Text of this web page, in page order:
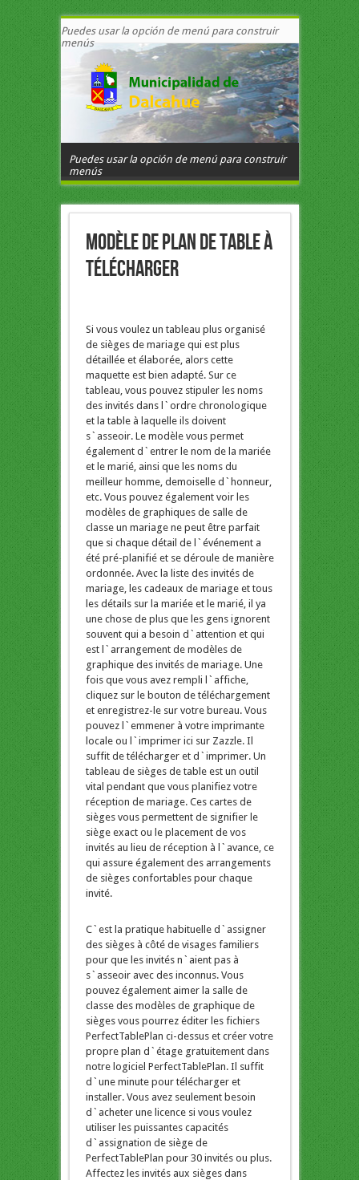
Puedes usar la opción de menú para construir
menús
Puedes usar la opción de menú para construir
menús
Modèle de plan de table à
télécharger
Si vous voulez un tableau plus organisé
de sièges de mariage qui est plus
détaillée et élaborée, alors cette
maquette est bien adapté. Sur ce
tableau, vous pouvez stipuler les noms
des invités dans l`ordre chronologique
et la table à laquelle ils doivent
s`asseoir. Le modèle vous permet
également d`entrer le nom de la mariée
et le marié, ainsi que les noms du
meilleur homme, demoiselle d`honneur,
etc. Vous pouvez également voir les
modèles de graphiques de salle de
classe un mariage ne peut être parfait
que si chaque détail de l`événement a
été pré-planifié et se déroule de manière
ordonnée. Avec la liste des invités de
mariage, les cadeaux de mariage et tous
les détails sur la mariée et le marié, il ya
une chose de plus que les gens ignorent
souvent qui a besoin d`attention et qui
est l`arrangement de modèles de
graphique des invités de mariage. Une
fois que vous avez rempli l`affiche,
cliquez sur le bouton de téléchargement
et enregistrez-le sur votre bureau. Vous
pouvez l`emmener à votre imprimante
locale ou l`imprimer ici sur Zazzle. Il
suffit de télécharger et d`imprimer. Un
tableau de sièges de table est un outil
vital pendant que vous planifiez votre
réception de mariage. Ces cartes de
sièges vous permettent de signifier le
siège exact ou le placement de vos
invités au lieu de réception à l`avance, ce
qui assure également des arrangements
de sièges confortables pour chaque
invité.
C`est la pratique habituelle d`assigner
des sièges à côté de visages familiers
pour que les invités n`aient pas à
s`asseoir avec des inconnus. Vous
pouvez également aimer la salle de
classe des modèles de graphique de
sièges vous pourrez éditer les fichiers
PerfectTablePlan ci-dessus et créer votre
propre plan d`étage gratuitement dans
notre logiciel PerfectTablePlan. Il suffit
d`une minute pour télécharger et
installer. Vous avez seulement besoin
d`acheter une licence si vous voulez
utiliser les puissantes capacités
d`assignation de siège de
PerfectTablePlan pour 30 invités ou plus.
Affectez les invités aux sièges dans